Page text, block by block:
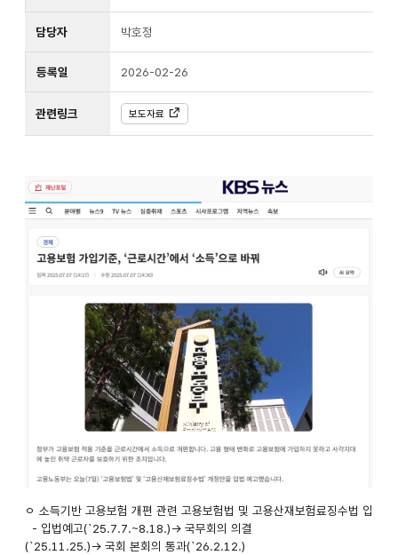
담당자 박호정
등록일 2026-02-26
관련링크 보도자료
소득기반
고용보험
ㅇ 소득기반 고용보험 개편 관련 고용보험법 및 고용산재보험료징수법 입법
- 입법예고(`25.7.7.~8.18.)→ 국무회의 의결
(`25.11.25.)→ 국회 본회의 통과(`26.2.12.)